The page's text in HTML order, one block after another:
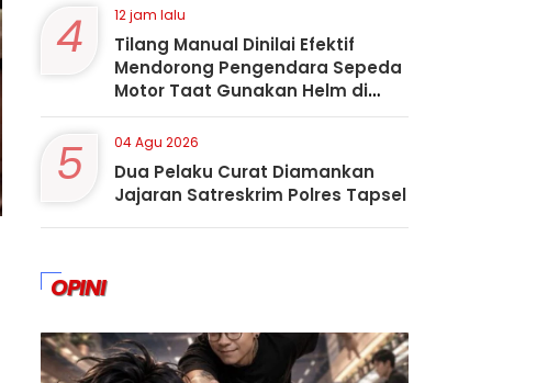
4 12 jam lalu
Tilang Manual Dinilai Efektif
Mendorong Pengendara Sepeda
Motor Taat Gunakan Helm di
Kota Padangsidimpuan
5 04 Agu 2026
Dua Pelaku Curat Diamankan
Jajaran Satreskrim Polres Tapsel
OPINI